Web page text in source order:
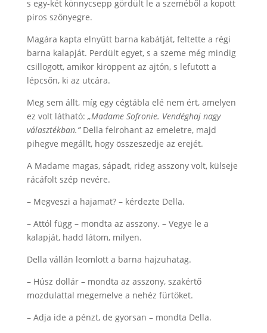
s egy-két könnycsepp gördült le a szeméből a kopott
piros szőnyegre.
Magára kapta elnyűtt barna kabátját, feltette a régi
barna kalapját. Perdült egyet, s a szeme még mindig
csillogott, amikor kiröppent az ajtón, s lefutott a
lépcsőn, ki az utcára.
Meg sem állt, míg egy cégtábla elé nem ért, amelyen
ez volt látható: „Madame Sofronie. Vendéghaj nagy
választékban.”Della felrohant az emeletre, majd
pihegve megállt, hogy összeszedje az erejét.
A Madame magas, sápadt, rideg asszony volt, külseje
rácáfolt szép nevére.
– Megveszi a hajamat? – kérdezte Della.
– Attól függ – mondta az asszony. – Vegye le a
kalapját, hadd látom, milyen.
Della vállán leomlott a barna hajzuhatag.
– Húsz dollár – mondta az asszony, szakértő
mozdulattal megemelve a nehéz fürtöket.
– Adja ide a pénzt, de gyorsan – mondta Della.